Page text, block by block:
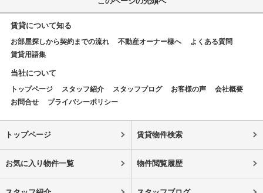
賃貸について知る
お部屋探しから契約までの流れ 不動産オーナー様へ
よくある質問
賃貸用語集
当社について
トップページ スタッフ紹介 スタッフブログ お客様の声
会社概要
お問合せ
プライバシーポリシー
トップページ 賃貸物件検索
お気に入り物件一覧 物件閲覧履歴